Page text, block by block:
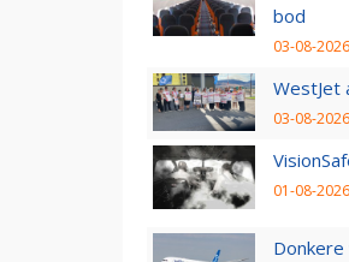
bod
03-08-
WestJet
03-08-
01-08-